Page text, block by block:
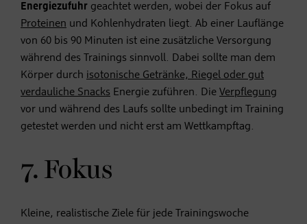
Energiezufuhr geachtet werden, wobei der Fokus auf
Proteinen und Kohlenhydraten liegt. Ab einer Lauflänge
von 60 bis 90 Minuten ist eine zusätzliche Versorgung
während des Trainings sinnvoll. Dabei sollte man dem
Körper durch isotonische Getränke, Riegel oder gut
verdauliche Snacks Energie zuführen. Die Verpflegung
vor und während des Laufs sollte unbedingt im Training
getestet werden und nicht erst am Wettkampftag.
7. Fokus
Kleine, realistische Ziele für jede Trainingswoche